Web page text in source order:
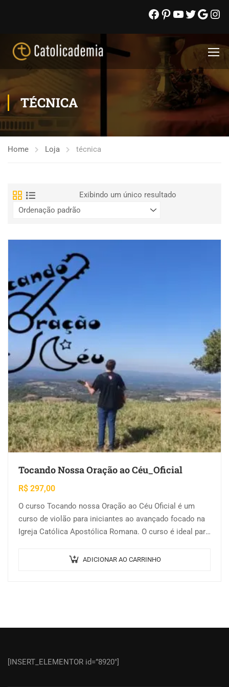
TÉCNICA
Home Loja técnica
Exibindo um único resultado
Tocando Nossa Oração ao Céu_Oficial
R$ 297,00
O curso Tocando nossa Oração ao Céu Oficial é um
curso de violão para iniciantes ao avançado focado na
Igreja Católica Apostólica Romana. O curso é ideal para
ADICIONAR AO CARRINHO
[INSERT_ELEMENTOR id=”8920″]